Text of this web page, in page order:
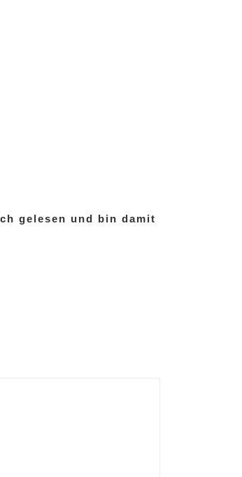
gelesen und bin damit